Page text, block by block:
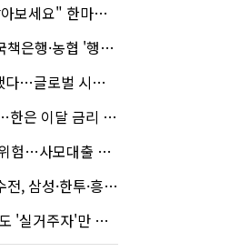
에 보험금 못 받을 뻔?
동파'…금감원 '신중모드'
벌 시너지 기대감
달 금리 향방은?
모대출 시장과 AI
·한투·흥국 셈법은?
거주자'만 가능